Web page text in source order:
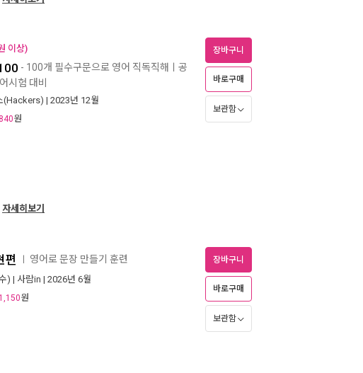
이상)
- 100개 필수구문으로 영어 직독직해ㅣ공
시험 대비
(Hackers) | 2023년 12월
840원
장바구니
바로구매
보관함
자세히보기
편 영어로 문장 만들기 훈련
) | 사람in | 2026년 6월
1,150원
장바구니
바로구매
보관함